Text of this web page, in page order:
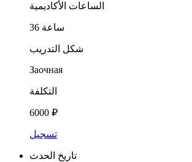
الساعات الأكاديمية
36 ساعة
شكل التدريب
Заочная
التكلفة
6000 ₽
تسجيل
تاريخ الحدث